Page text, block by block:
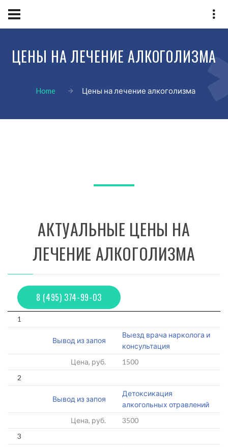
ЦЕНЫ НА ЛЕЧЕНИЕ АЛКОГОЛИЗМА
Home Цены на лечение алкоголизма
АКТУАЛЬНЫЕ ЦЕНЫ НА
ЛЕЧЕНИЕ АЛКОГОЛИЗМА
8 (495) 374-99-03
1
Вывод из запоя
Выезд врача нарколога и
консультация
Цена, руб.
1500
2
Вывод из запоя
Детоксикация
алкогольных отравлений
Цена, руб.
3500
3